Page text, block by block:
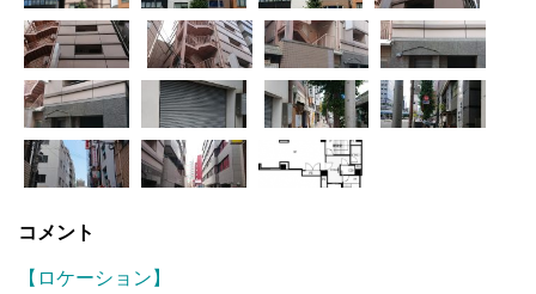
コメント
【ロケーション】